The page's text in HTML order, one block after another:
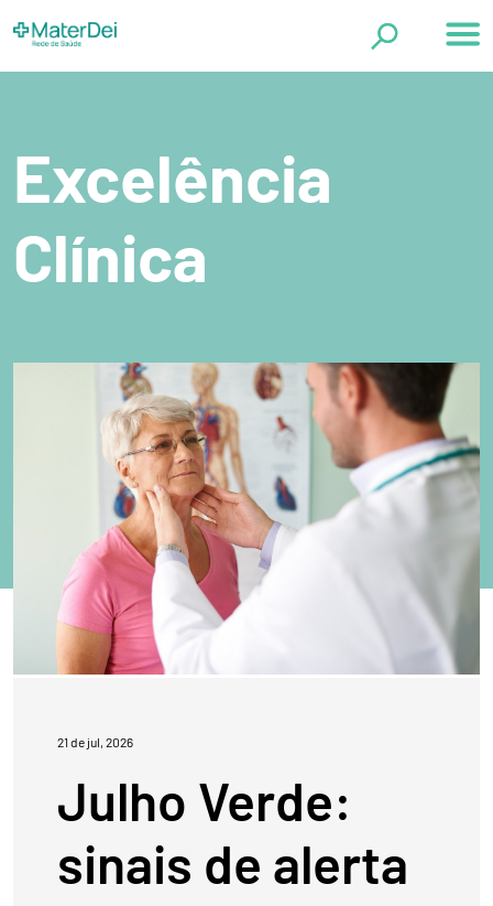
Página Inicial
Categorias
Excelência Clínica
Guia de Doenças
Saúde em Dia
Cirurgia Plástica
Excelência
Clínica
21 de jul, 2026
Julho Verde:
sinais de alerta